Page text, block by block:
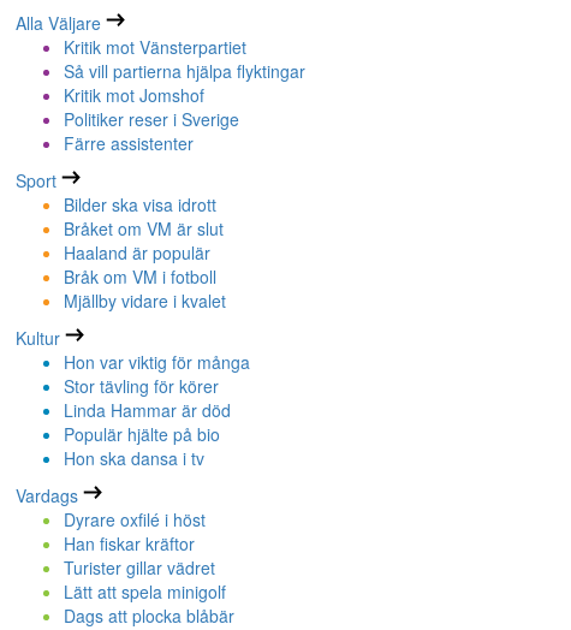
Alla Väljare
Kritik mot Vänsterpartiet
Så vill partierna hjälpa flyktingar
Kritik mot Jomshof
Politiker reser i Sverige
Färre assistenter
Sport
Bilder ska visa idrott
Bråket om VM är slut
Haaland är populär
Bråk om VM i fotboll
Mjällby vidare i kvalet
Kultur
Hon var viktig för många
Stor tävling för körer
Linda Hammar är död
Populär hjälte på bio
Hon ska dansa i tv
Vardags
Dyrare oxfilé i höst
Han fiskar kräftor
Turister gillar vädret
Lätt att spela minigolf
Dags att plocka blåbär